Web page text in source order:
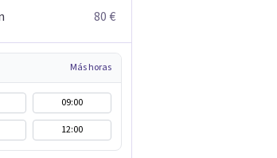
80 €
Más horas
09:00
12:00